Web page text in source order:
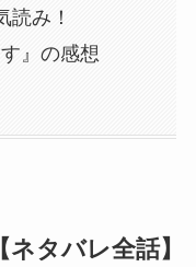
読み！
』の感想
タバレ全話】